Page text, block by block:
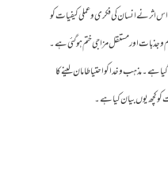
اس اثر نے انسان کی فکری و عملی کیفیات کو
وجذبات اور مستقل مزاجی ختم ہو گئی ہے۔
مذہب و خدا کو احتیاطا مان لینے کا
کو کچھ یوں بیان کیا ہے۔